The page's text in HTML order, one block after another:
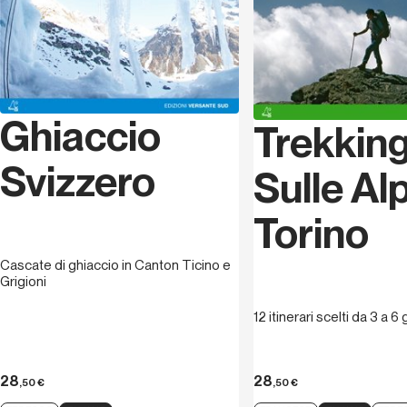
Ghiaccio
Svizzero
Cascate di ghiaccio in Canton Ticino e
Grigioni
28,50€
Sulle
Torino
12 itinerari scelti da 3 a 6
28,50€